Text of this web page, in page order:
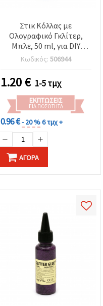
Στικ Κόλλας με
Ολογραφικό Γκλίτερ,
Μπλε, 50 ml, για DIY
Χειροτεχνίες
Κωδικός: 506944
1.20€ 1-5 τμχ
ΕΚΠΤΏΣΕΙΣ
ΓΙΑ ΠΟΣΌΤΗΤΑ
0.96 €- 20 %6 τμχ +
ΑΓΟΡΆ